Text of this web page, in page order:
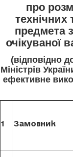
про
технічних
предмета
очікуваної
(відповідно
Міністрів
ефективне
1 Замовник